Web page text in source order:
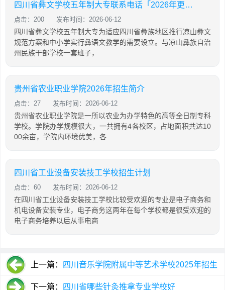
四川省彝文学校五年制大专联系电话「2026年更新」
点击：200 发布时间：2026-06-12
四川省彝文学校五年制大专为适应四川省彝族地区推行凉山彝文
规范方案和中小学实行彝语文教学的需要设立。与凉山彝族自治
州民族干部学校一套班子，
贵州省农业职业学院2026年招生简介
点击：27 发布时间：2026-06-12
贵州省农业职业学院是一所以农业为办学特色的高等全日制专科
学校。学院办学规模很大，一共拥有4各校区，占地面积共达10
00余亩，学院内环境优美，各
四川省工业设备安装技工学校招生计划
点击：60 发布时间：2026-06-12
在四川省工业设备安装技工学校比较受欢迎的专业是电子商务和
机电设备安装专业，电子商务这两年在每个学校都是很受欢迎的
电子商务培养以后从事电商
上一篇： 四川音乐学院附属中等艺术学校2025年招生
录取分数线
下一篇： 四川省哪些针灸推拿专业学校好